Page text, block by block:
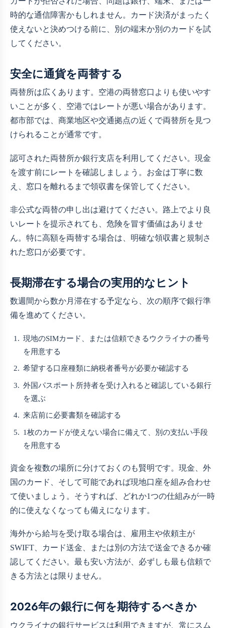
時的な通信障害かもしれません。カード決済がまったく
使えないと決めつける前に、別の端末か別のカードを試
してください。
安全に通貨を両替する
両替所は広くあります。空港の両替窓口よりも使いやす
いことが多く、空港ではレートが悪い場合があります。
都市部では、商業地区や交通拠点の近くで両替所を見つ
けられることが通常です。
認可された両替所か銀行支店を利用してください。現金
を渡す前にレートを確認しましょう。お金は丁寧に数
え、窓口を離れるまで領収書を保管してください。
非公式な両替の申し出は避けてください。路上でより良
いレートを提示されても、危険を冒す価値はありませ
ん。特に高額を両替する場合は、明確な領収書と規制さ
れた窓口が必要です。
長期滞在する場合の実用的なヒント
数週間から数か月滞在する予定なら、次の順序で銀行準
備を進めてください。
現地のSIMカード、または信頼できるウクライナの番号
を用意する
希望する口座種類に納税者番号が必要か確認する
外国パスポート所持者を受け入れると確認している銀行
を選ぶ
来店前に必要書類を確認する
1枚のカードが使えない場合に備えて、別の支払い手段
を用意する
資金を複数の場所に分けておくのも賢明です。現金、外
国のカード、そして可能であれば現地口座を組み合わせ
て使いましょう。そうすれば、どれか1つの仕組みが一時
的に使えなくなっても備えになります。
海外から給与を受け取る場合は、雇用主や依頼主が
SWIFT、カード送金、または別の方法で送金できるか確
認してください。最も安い方法が、必ずしも最も信頼で
きる方法とは限りません。
2026年の銀行に何を期待するべきか
ウクライナの銀行サービスは利用できますが、常にスム